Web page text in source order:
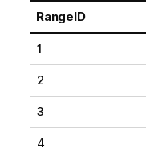
RangeID
1
2
3
4